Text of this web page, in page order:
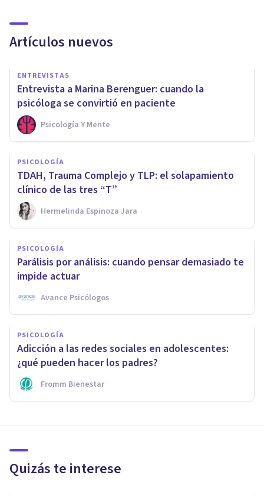
Artículos nuevos
ENTREVISTAS
Entrevista a Marina Berenguer: cuando la
psicóloga se convirtió en paciente
Psicología Y Mente
PSICOLOGÍA
TDAH, Trauma Complejo y TLP: el solapamiento
clínico de las tres “T”
Hermelinda Espinoza Jara
PSICOLOGÍA
Parálisis por análisis: cuando pensar demasiado te
impide actuar
Avance Psicólogos
PSICOLOGÍA
Adicción a las redes sociales en adolescentes:
¿qué pueden hacer los padres?
Fromm Bienestar
Quizás te interese